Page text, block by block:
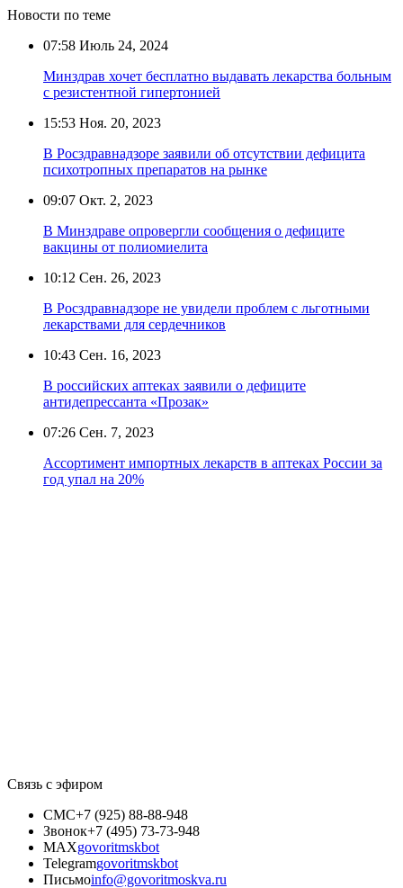
Новости по теме
07:58 Июль 24, 2024
Минздрав хочет бесплатно выдавать лекарства больным
с резистентной гипертонией
15:53 Ноя. 20, 2023
В Росздравнадзоре заявили об отсутствии дефицита
психотропных препаратов на рынке
09:07 Окт. 2, 2023
В Минздраве опровергли сообщения о дефиците
вакцины от полиомиелита
10:12 Сен. 26, 2023
В Росздравнадзоре не увидели проблем с льготными
лекарствами для сердечников
10:43 Сен. 16, 2023
В российских аптеках заявили о дефиците
антидепрессанта «Прозак»
07:26 Сен. 7, 2023
Ассортимент импортных лекарств в аптеках России за
год упал на 20%
Связь с эфиром
СМС+7 (925) 88-88-948
Звонок+7 (495) 73-73-948
MAXgovoritmskbot
Telegramgovoritmskbot
Письмоinfo@govoritmoskva.ru